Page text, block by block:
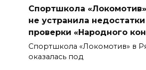
Спортшкола
не устранила
проверки «Народного
Спортшкола «Локомотив» в
оказалась под